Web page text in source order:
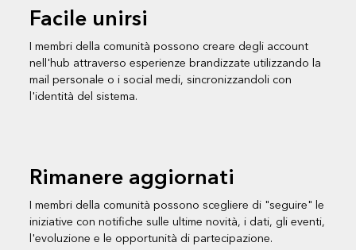
Facile unirsi
I membri della comunità possono creare degli account
nell'hub attraverso esperienze brandizzate utilizzando la
mail personale o i social medi, sincronizzandoli con
l'identità del sistema.
Rimanere aggiornati
I membri della comunità possono scegliere di "seguire" le
iniziative con notifiche sulle ultime novità, i dati, gli eventi,
l'evoluzione e le opportunità di partecipazione.